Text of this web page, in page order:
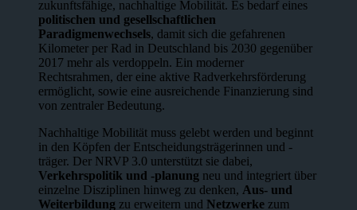
zukunftsfähige, nachhaltige Mobilität. Es bedarf eines
politischen und gesellschaftli­chen
Paradigmenwechsels, damit sich die gefahrenen
Kilometer per Rad in Deutschland bis 2030 gegenüber
2017 mehr als verdoppeln. Ein moderner
Rechtsrahmen, der eine aktive Radverkehrsförderung
ermög­licht, sowie eine ausreichende Finanzierung sind
von zentraler Bedeutung.
Nachhaltige Mobilität muss gelebt werden und beginnt
in den Köpfen der Entscheidungsträgerinnen und -
träger. Der NRVP 3.0 unterstützt sie dabei,
Verkehrspolitik und -planung neu und integriert über
einzelne Disziplinen hinweg zu denken, Aus- und
Weiterbildung zu erweitern und Netzwerke zum